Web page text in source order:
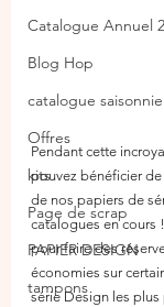
Catalogue Annuel
Blog Hop
catalogue
Offres
kits
Page de scrap
PAPIER DESIGN
tampons
Pendant cette
pouvez bénéficier
de nos papiers de
catalogues en cours
pour faire des
économies sur
série Design les